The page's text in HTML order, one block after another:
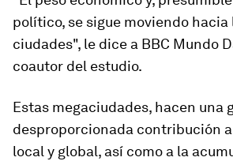
político, se sigue moviendo hacia
ciudades", le dice a BBC Mundo
coautor del estudio.
Estas megaciudades, hacen una
desproporcionada contribución
local y global, así como a la